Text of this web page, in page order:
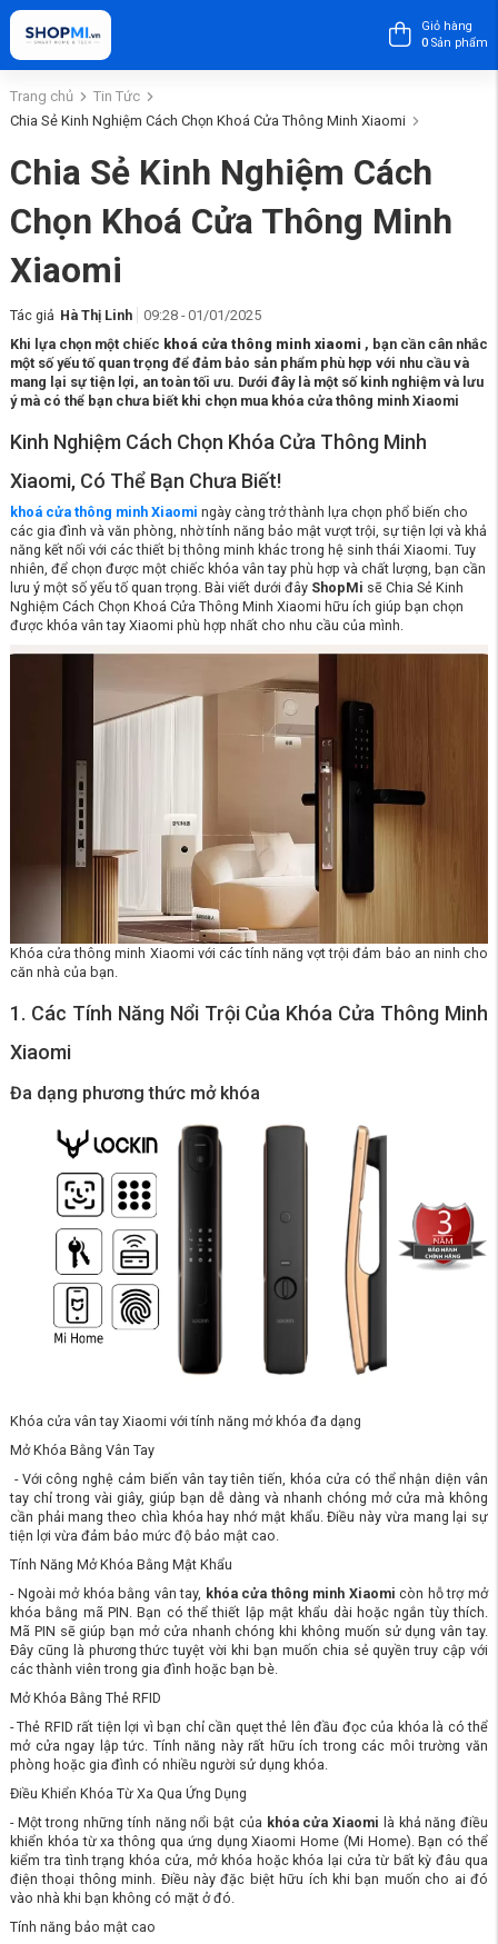
Giỏ hàng
0 Sản phẩm
Trang chủ
Tin Tức
Chia Sẻ Kinh Nghiệm Cách Chọn Khoá Cửa Thông Minh Xiaomi
Chia Sẻ Kinh Nghiệm Cách
Chọn Khoá Cửa Thông Minh
Xiaomi
Tác giả Hà Thị Linh
09:28 - 01/01/2025
Khi lựa chọn một chiếc khoá cửa thông minh xiaomi , bạn cần cân nhắc
một số yếu tố quan trọng để đảm bảo sản phẩm phù hợp với nhu cầu và
mang lại sự tiện lợi, an toàn tối ưu. Dưới đây là một số kinh nghiệm và lưu
ý mà có thể bạn chưa biết khi chọn mua khóa cửa thông minh Xiaomi
Kinh Nghiệm Cách Chọn Khóa Cửa Thông Minh
Xiaomi, Có Thể Bạn Chưa Biết!
khoá cửa thông minh Xiaomi ngày càng trở thành lựa chọn phổ biến cho
các gia đình và văn phòng, nhờ tính năng bảo mật vượt trội, sự tiện lợi và khả
năng kết nối với các thiết bị thông minh khác trong hệ sinh thái Xiaomi. Tuy
nhiên, để chọn được một chiếc khóa vân tay phù hợp và chất lượng, bạn cần
lưu ý một số yếu tố quan trọng. Bài viết dưới đây ShopMi sẽ Chia Sẻ Kinh
Nghiệm Cách Chọn Khoá Cửa Thông Minh Xiaomi hữu ích giúp bạn chọn
được khóa vân tay Xiaomi phù hợp nhất cho nhu cầu của mình.
Khóa cửa thông minh Xiaomi với các tính năng vợt trội đảm bảo an ninh cho
căn nhà của bạn.
1. Các Tính Năng Nổi Trội Của Khóa Cửa Thông Minh
Xiaomi
Đa dạng phương thức mở khóa
Khóa cửa vân tay Xiaomi với tính năng mở khóa đa dạng
Mở Khóa Bằng Vân Tay
- Với công nghệ cảm biến vân tay tiên tiến, khóa cửa có thể nhận diện vân
tay chỉ trong vài giây, giúp bạn dễ dàng và nhanh chóng mở cửa mà không
cần phải mang theo chìa khóa hay nhớ mật khẩu. Điều này vừa mang lại sự
tiện lợi vừa đảm bảo mức độ bảo mật cao.
Tính Năng Mở Khóa Bằng Mật Khẩu
- Ngoài mở khóa bằng vân tay, khóa cửa thông minh Xiaomi còn hỗ trợ mở
khóa bằng mã PIN. Bạn có thể thiết lập mật khẩu dài hoặc ngắn tùy thích.
Mã PIN sẽ giúp bạn mở cửa nhanh chóng khi không muốn sử dụng vân tay.
Đây cũng là phương thức tuyệt vời khi bạn muốn chia sẻ quyền truy cập với
các thành viên trong gia đình hoặc bạn bè.
Mở Khóa Bằng Thẻ RFID
- Thẻ RFID rất tiện lợi vì bạn chỉ cần quẹt thẻ lên đầu đọc của khóa là có thể
mở cửa ngay lập tức. Tính năng này rất hữu ích trong các môi trường văn
phòng hoặc gia đình có nhiều người sử dụng khóa.
Điều Khiển Khóa Từ Xa Qua Ứng Dụng
- Một trong những tính năng nổi bật của khóa cửa Xiaomi là khả năng điều
khiển khóa từ xa thông qua ứng dụng Xiaomi Home (Mi Home). Bạn có thể
kiểm tra tình trạng khóa cửa, mở khóa hoặc khóa lại cửa từ bất kỳ đâu qua
điện thoại thông minh. Điều này đặc biệt hữu ích khi bạn muốn cho ai đó
vào nhà khi bạn không có mặt ở đó.
Tính năng bảo mật cao